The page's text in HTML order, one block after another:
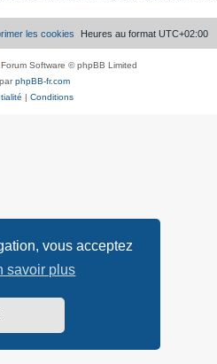
vous acceptez
savoir plus
Heures au format UTC+02:00
les cookies
Software © phpBB Limited
phpBB-fr.com
| Conditions